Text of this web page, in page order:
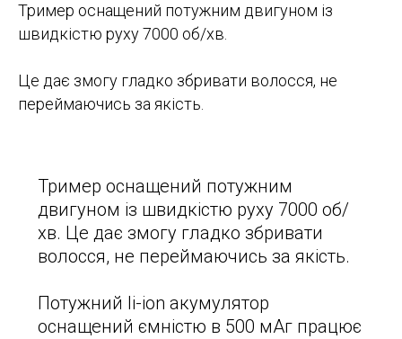
Тример оснащений потужним двигуном із
швидкістю руху 7000 об/хв.
Це дає змогу гладко збривати волосся, не
переймаючись за якість.
Тример оснащений потужним
двигуном із швидкістю руху 7000 об/
хв. Це дає змогу гладко збривати
волосся, не переймаючись за якість.
Потужний li-ion акумулятор
оснащений ємністю в 500 мАг працює